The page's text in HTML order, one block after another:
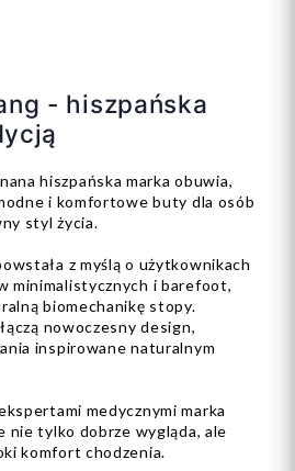
- hiszpańska
hiszpańska marka obuwia,
i komfortowe buty dla osób
styl życia.
z myślą o użytkownikach
minimalistycznych i barefoot,
biomechanikę stopy.
nowoczesny design,
inspirowane naturalnym
medycznymi marka
nie tylko dobrze wygląda, ale
komfort chodzenia.